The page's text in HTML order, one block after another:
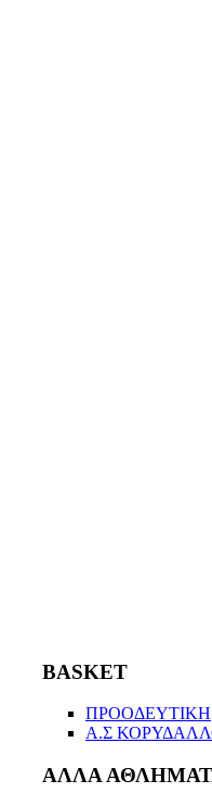
BASKET
ΠΡΟΟΔΕΥΤΙΚΗ
Α.Σ
ΑΛΛΑ